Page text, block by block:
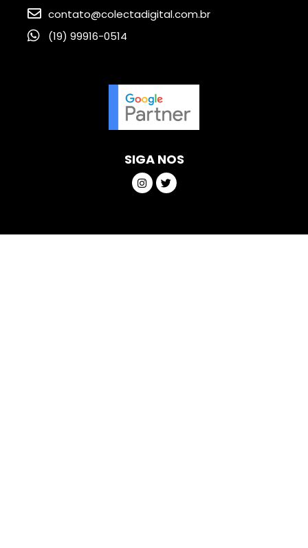
contato@colectadigital.com.br
(19) 99916-0514
SIGA NOS